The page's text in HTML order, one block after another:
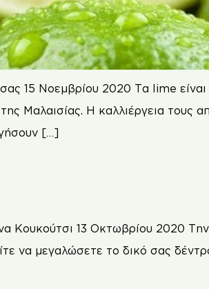
15 Νοεμβρίου 2020 Τα lime είναι
Μαλαισίας. Η καλλιέργεια τους
[…]
Κουκούτσι 13 Οκτωβρίου 2020
να μεγαλώσετε το δικό σας